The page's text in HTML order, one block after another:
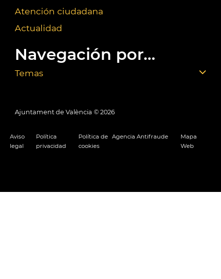
Atención ciudadana
Actualidad
Navegación por...
Temas
Ajuntament de València © 2026
Aviso
legal
Política
privacidad
Política de
cookies
Agencia Antifraude
Mapa
Web